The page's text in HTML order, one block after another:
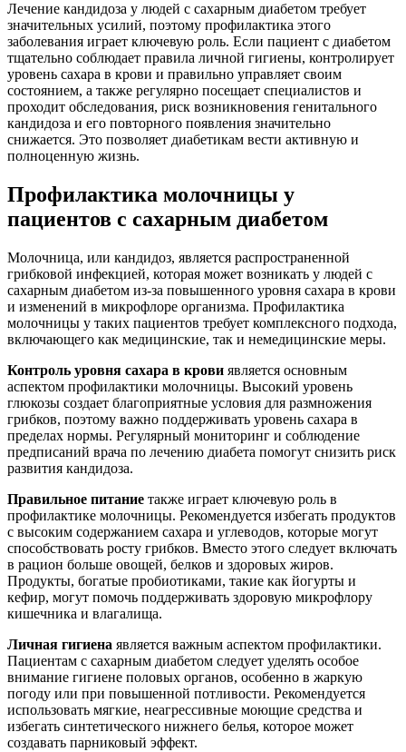
Лечение кандидоза у людей с сахарным диабетом требует
значительных усилий, поэтому профилактика этого
заболевания играет ключевую роль. Если пациент с диабетом
тщательно соблюдает правила личной гигиены, контролирует
уровень сахара в крови и правильно управляет своим
состоянием, а также регулярно посещает специалистов и
проходит обследования, риск возникновения генитального
кандидоза и его повторного появления значительно
снижается. Это позволяет диабетикам вести активную и
полноценную жизнь.
Профилактика молочницы у
пациентов с сахарным диабетом
Молочница, или кандидоз, является распространенной
грибковой инфекцией, которая может возникать у людей с
сахарным диабетом из-за повышенного уровня сахара в крови
и изменений в микрофлоре организма. Профилактика
молочницы у таких пациентов требует комплексного подхода,
включающего как медицинские, так и немедицинские меры.
Контроль уровня сахара в крови является основным
аспектом профилактики молочницы. Высокий уровень
глюкозы создает благоприятные условия для размножения
грибков, поэтому важно поддерживать уровень сахара в
пределах нормы. Регулярный мониторинг и соблюдение
предписаний врача по лечению диабета помогут снизить риск
развития кандидоза.
Правильное питание также играет ключевую роль в
профилактике молочницы. Рекомендуется избегать продуктов
с высоким содержанием сахара и углеводов, которые могут
способствовать росту грибков. Вместо этого следует включать
в рацион больше овощей, белков и здоровых жиров.
Продукты, богатые пробиотиками, такие как йогурты и
кефир, могут помочь поддерживать здоровую микрофлору
кишечника и влагалища.
Личная гигиена является важным аспектом профилактики.
Пациентам с сахарным диабетом следует уделять особое
внимание гигиене половых органов, особенно в жаркую
погоду или при повышенной потливости. Рекомендуется
использовать мягкие, неагрессивные моющие средства и
избегать синтетического нижнего белья, которое может
создавать парниковый эффект.